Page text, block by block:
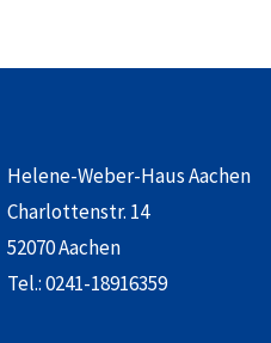
Helene-Weber-Haus Aachen
Charlottenstr. 14
52070 Aachen
Tel.:0241-18916359